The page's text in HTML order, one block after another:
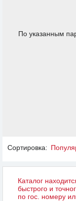
По указанным
Сортировка:
Каталог
быстрого и
по гос. номеру